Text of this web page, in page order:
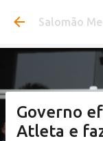
Salomão
Governo
Atleta e